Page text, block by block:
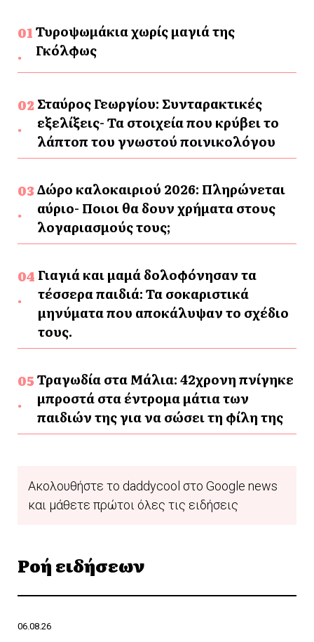
Τυροψωμάκια χωρίς μαγιά της
Γκόλφως
Σταύρος Γεωργίου: Συνταρακτικές
εξελίξεις- Τα στοιχεία που κρύβει το
λάπτοπ του γνωστού ποινικολόγου
Δώρο καλοκαιριού 2026: Πληρώνεται
αύριο- Ποιοι θα δουν χρήματα στους
λογαριασμούς τους;
Γιαγιά και μαμά δολοφόνησαν τα
τέσσερα παιδιά: Τα σοκαριστικά
μηνύματα που αποκάλυψαν το σχέδιο
τους.
Τραγωδία στα Μάλια: 42χρονη πνίγηκε
μπροστά στα έντρομα μάτια των
παιδιών της για να σώσει τη φίλη της
Ακολουθήστε το daddycool στο Google news
και μάθετε πρώτοι όλες τις ειδήσεις
Ροή ειδήσεων
06.08.26